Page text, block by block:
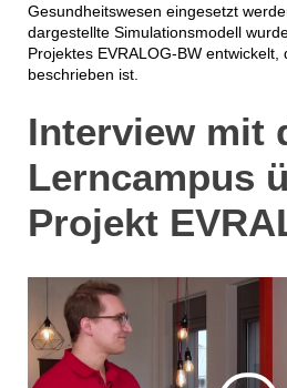
Gesundheitswesen eingesetzt
dargestellte Simulationsmodell
Projektes EVRALOG-BW entwickelt,
beschrieben ist.
Interview mit
Lerncampus
Projekt